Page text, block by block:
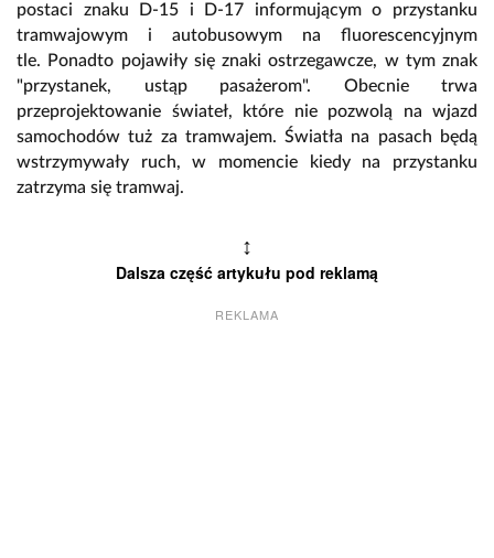
postaci znaku D-15 i D-17 informującym o przystanku
tramwajowym i autobusowym na fluorescencyjnym
tle. Ponadto pojawiły się znaki ostrzegawcze, w tym znak
"przystanek, ustąp pasażerom". Obecnie trwa
przeprojektowanie świateł, które nie pozwolą na wjazd
samochodów tuż za tramwajem. Światła na pasach będą
wstrzymywały ruch, w momencie kiedy na przystanku
zatrzyma się tramwaj.
↕
Dalsza część artykułu pod reklamą
REKLAMA